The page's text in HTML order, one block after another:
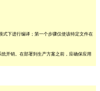
式下进行编译；第一个步骤仅使该特定文件在
开销。在部署到生产方案之前，应确保应用